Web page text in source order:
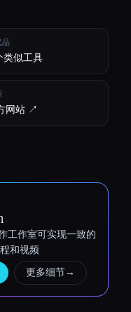
品
类似工具
网站 ↗︎
工作室可实现一致的
和视频
更多细节→